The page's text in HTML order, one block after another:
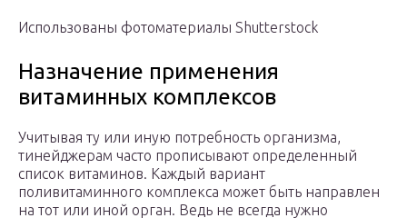
Использованы фотоматериалы Shutterstock
Назначение применения
витаминных комплексов
Учитывая ту или иную потребность организма,
тинейджерам часто прописывают определенный
список витаминов. Каждый вариант
поливитаминного комплекса может быть направлен
на тот или иной орган. Ведь не всегда нужно